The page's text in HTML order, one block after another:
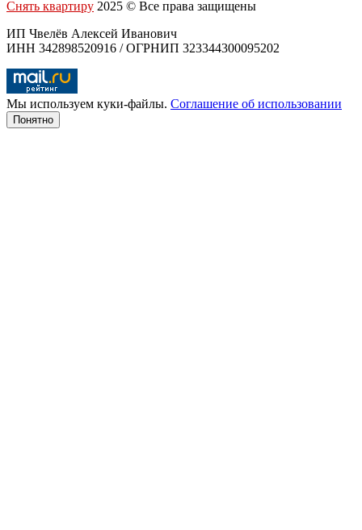
Снять квартиру 2025 © Все права защищены
ИП Чвелёв Алексей Иванович
ИНН 342898520916 / ОГРНИП 323344300095202
Мы используем куки-файлы. Соглашение об использовании
Понятно